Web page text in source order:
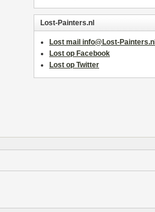
Lost-Painters.nl
Lost mail info@Lost-Painters.nl
Lost op Facebook
Lost op Twitter